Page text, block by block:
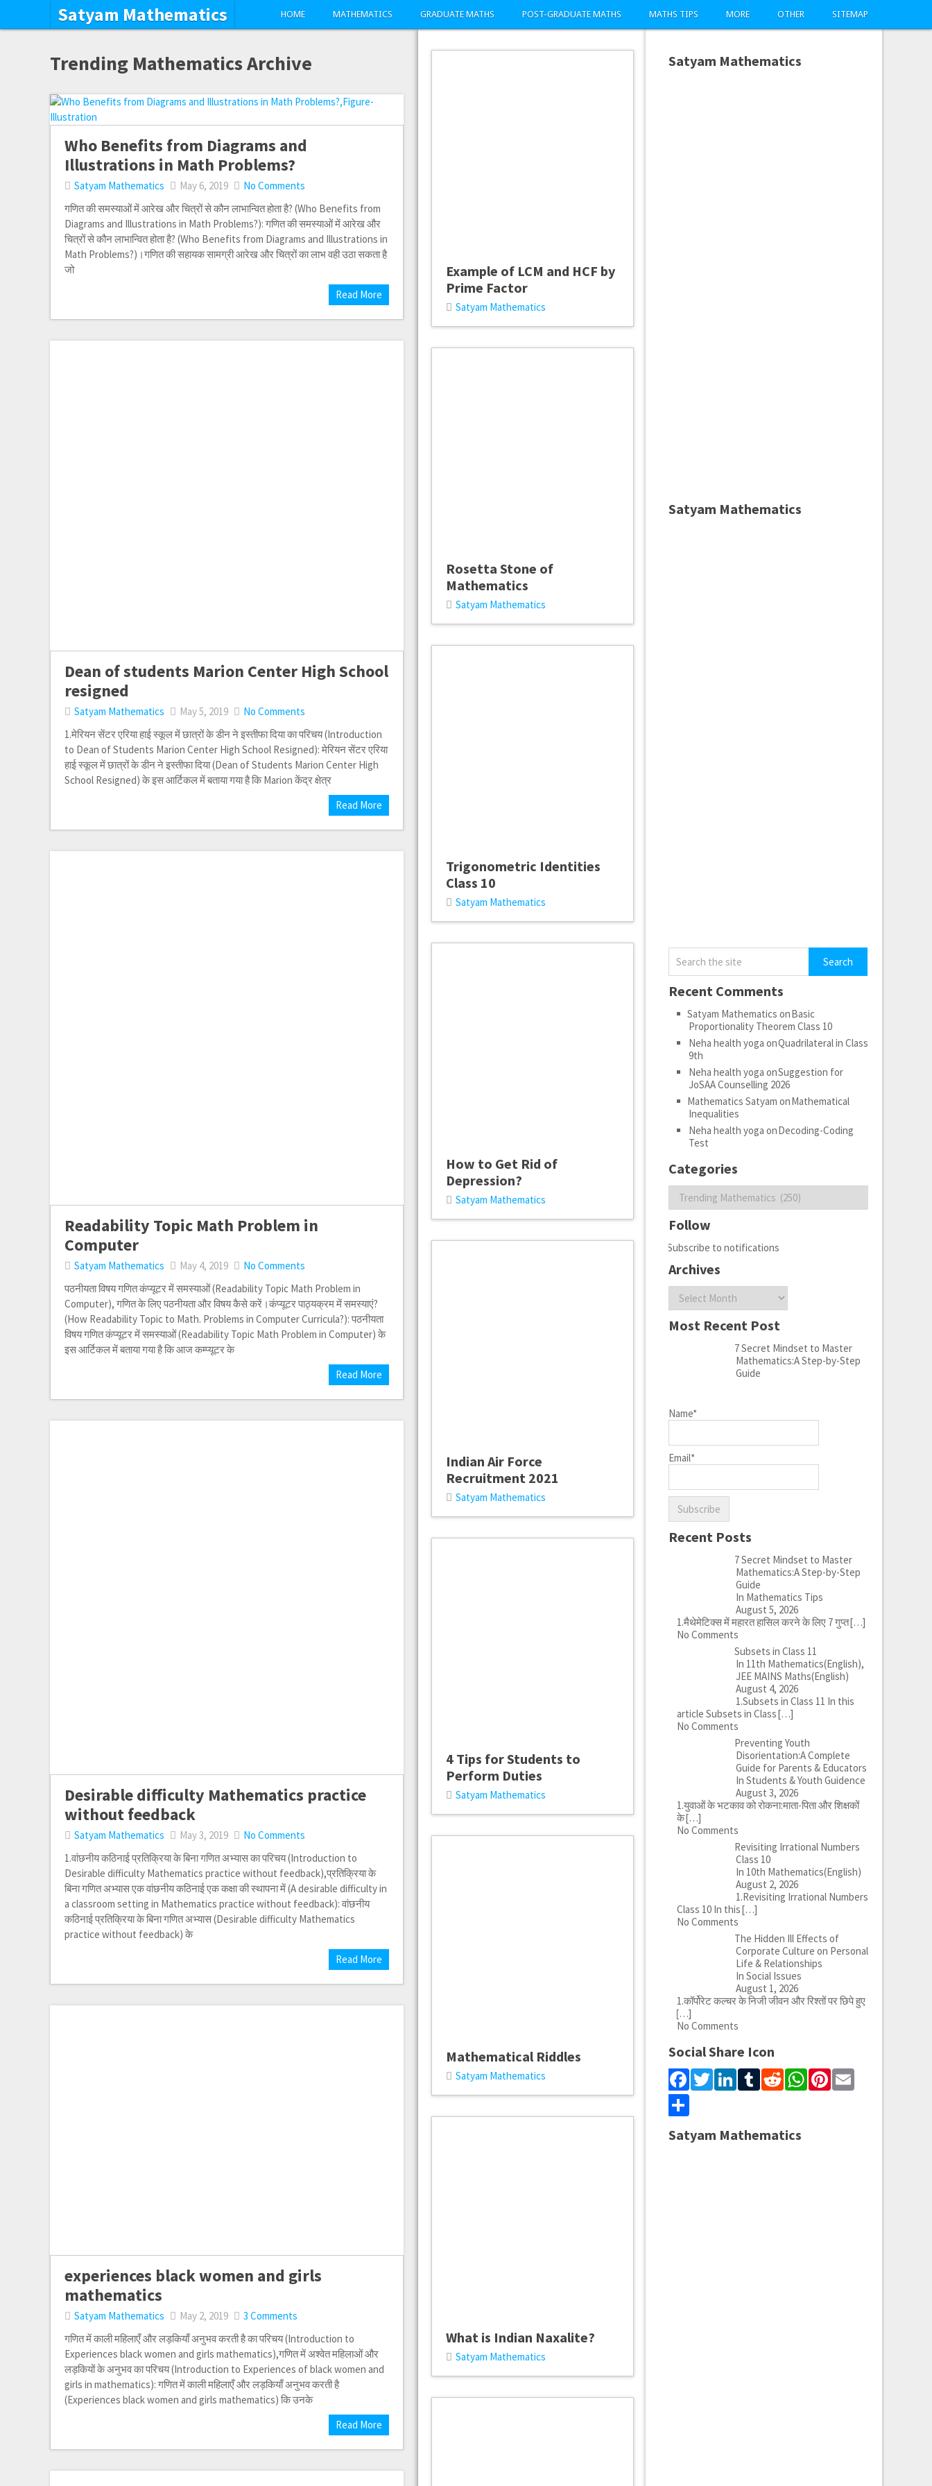
Satyam Mathematics HOME MATHEMATICS GRADUATE MATHS POST-GRADUATE MATHS MATHS TIPS MORE OTHER SITEMAP
Trending Mathematics Archive
Who Benefits from Diagrams and
Illustrations in Math Problems?
Satyam Mathematics May 6, 2019
No Comments
गणित की समस्याओं में आरेख और चित्रों से कौन लाभान्वित होता है? (Who Benefits from
Diagrams and Illustrations in Math Problems?): गणित की समस्याओं में आरेख और
चित्रों से कौन लाभान्वित होता है? (Who Benefits from Diagrams and Illustrations in
Math Problems?)।गणित की सहायक सामग्री आरेख और चित्रों का लाभ वही उठा सकता है
जो
Read More
Dean of students Marion Center High School
resigned
Satyam Mathematics May 5, 2019
No Comments
1.मेरियन सेंटर एरिया हाई स्कूल में छात्रों के डीन ने इस्तीफा दिया का परिचय (Introduction
to Dean of Students Marion Center High School Resigned): मेरियन सेंटर एरिया
हाई स्कूल में छात्रों के डीन ने इस्तीफा दिया (Dean of Students Marion Center High
School Resigned) के इस आर्टिकल में बताया गया है कि Marion केंद्र क्षेत्र
Read More
Readability Topic Math Problem in
Computer
Satyam Mathematics May 4, 2019
No Comments
पठनीयता विषय गणित कंप्यूटर में समस्याओं (Readability Topic Math Problem in
Computer), गणित के लिए पठनीयता और विषय कैसे करें।कंप्यूटर पाठ्यक्रम में समस्याएं?
(How Readability Topic to Math. Problems in Computer Curricula?): पठनीयता
विषय गणित कंप्यूटर में समस्याओं (Readability Topic Math Problem in Computer) के
इस आर्टिकल में बताया गया है कि आज कम्प्यूटर के
Read More
Desirable difficulty Mathematics practice
without feedback
Satyam Mathematics May 3, 2019
No Comments
1.वांछनीय कठिनाई प्रतिक्रिया के बिना गणित अभ्यास का परिचय (Introduction to
Desirable difficulty Mathematics practice without feedback),प्रतिक्रिया के
बिना गणित अभ्यास एक वांछनीय कठिनाई एक कक्षा की स्थापना में (A desirable difficulty in
a classroom setting in Mathematics practice without feedback): वांछनीय
कठिनाई प्रतिक्रिया के बिना गणित अभ्यास (Desirable difficulty Mathematics
practice without feedback) के
Read More
experiences black women and girls
mathematics
Satyam Mathematics May 2, 2019
3 Comments
गणित में काली महिलाएँ और लड़कियाँ अनुभव करती है का परिचय (Introduction to
Experiences black women and girls mathematics),गणित में अश्वेत महिलाओं और
लड़कियों के अनुभव का परिचय (Introduction to Experiences of black women and
girls in mathematics): गणित में काली महिलाएँ और लड़कियाँ अनुभव करती है
(Experiences black women and girls mathematics) कि उनके
Read More
Example of LCM and HCF by
Prime Factor
Satyam Mathematics
Rosetta Stone of
Mathematics
Satyam Mathematics
Trigonometric Identities
Class 10
Satyam Mathematics
How to Get Rid of
Depression?
Satyam Mathematics
Indian Air Force
Recruitment 2021
Satyam Mathematics
4 Tips for Students to
Perform Duties
Satyam Mathematics
Mathematical Riddles
Satyam Mathematics
What is Indian Naxalite?
Satyam Mathematics
Satyam Mathematics
Satyam Mathematics
Recent Comments
Satyam Mathematics onBasic
Proportionality Theorem Class 10
Neha health yoga onQuadrilateral in Class
9th
Neha health yoga onSuggestion for
JoSAA Counselling 2026
Mathematics Satyam onMathematical
Inequalities
Neha health yoga onDecoding-Coding
Test
Categories
Categories
Follow
Subscribe to notifications
Archives
Archives
Most Recent Post
7 Secret Mindset to Master
Mathematics:A Step-by-Step
Guide
Name*
Email*
Recent Posts
7 Secret Mindset to Master
Mathematics:A Step-by-Step
Guide
In Mathematics Tips
August 5, 2026
1.मैथेमेटिक्स में महारत हासिल करने के लिए 7 गुप्त[…]
No Comments
Subsets in Class 11
In 11th Mathematics(English),
JEE MAINS Maths(English)
August 4, 2026
1.Subsets in Class 11 In this
article Subsets in Class[…]
No Comments
Preventing Youth
Disorientation:A Complete
Guide for Parents & Educators
In Students & Youth Guidence
August 3, 2026
1.युवाओं के भटकाव को रोकना:माता-पिता और शिक्षकों
के[…]
No Comments
Revisiting Irrational Numbers
Class 10
In 10th Mathematics(English)
August 2, 2026
1.Revisiting Irrational Numbers
Class 10 In this[…]
No Comments
The Hidden Ill Effects of
Corporate Culture on Personal
Life & Relationships
In Social Issues
August 1, 2026
1.कॉर्पोरेट कल्चर के निजी जीवन और रिश्तों पर छिपे हुए
[…]
No Comments
Social Share Icon
Facebook
Twitter
LinkedIn
Tumblr
Reddit
WhatsApp
Pinterest
Email
Share
Satyam Mathematics